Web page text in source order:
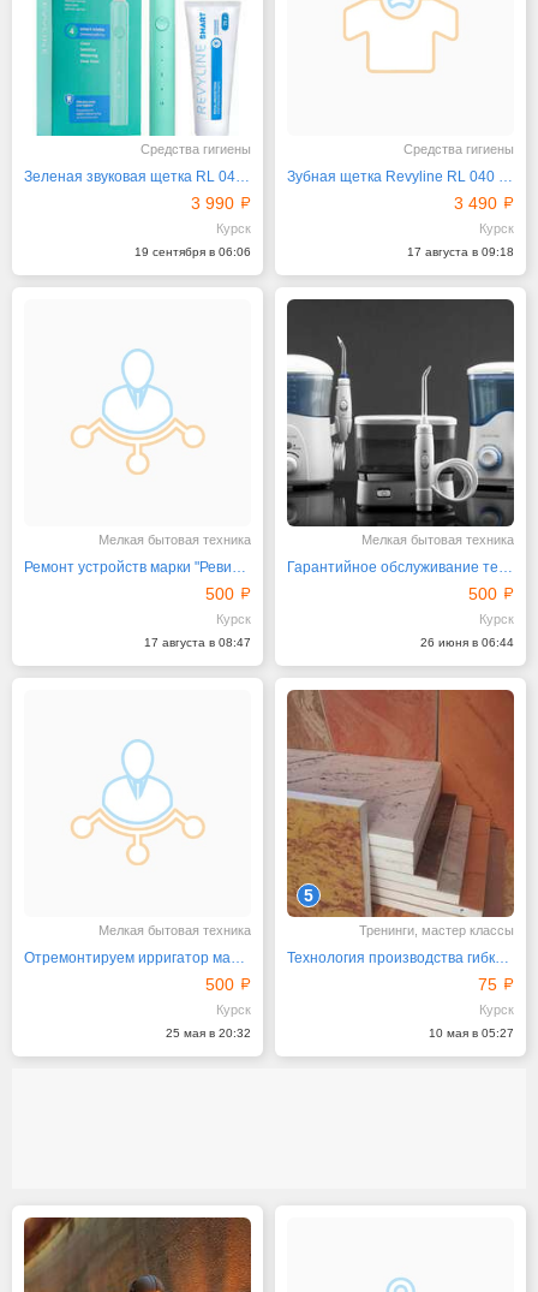
Средства гигиены
Зеленая звуковая щетка RL 040 с зубной пастой Revyline
3 990
Курск
19 сентября в 06:06
Средства гигиены
Зубная щетка Revyline RL 040 Special Color Edition
3 490
Курск
17 августа в 09:18
Мелкая бытовая техника
Ремонт устройств марки "Ревилайн"
500
Курск
17 августа в 08:47
Мелкая бытовая техника
Гарантийное обслуживание техники от бренда "Ревилайн"
500
Курск
26 июня в 06:44
Мелкая бытовая техника
Отремонтируем ирригатор марки "Ревилайн" официально
500
Курск
25 мая в 20:32
5
Тренинги, мастер классы
Технология производства гибкого камня и термопанелей
75
Курск
10 мая в 05:27